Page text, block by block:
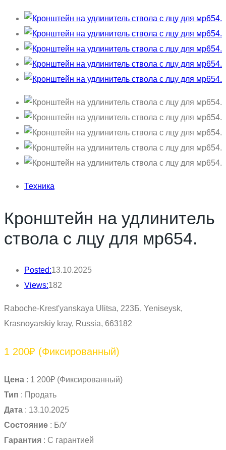
Техника
Кронштейн на удлинитель
ствола с лцу для мр654.
Posted:13.10.2025
Views:182
Raboche-Krest'yanskaya Ulitsa, 223Б, Yeniseysk,
Krasnoyarskiy kray, Russia, 663182
1 200₽ (Фиксированный)
Цена : 1 200₽ (Фиксированный)
Тип : Продать
Дата : 13.10.2025
Состояние : Б/У
Гарантия : С гарантией